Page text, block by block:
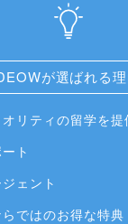
が選ばれる
リティの留学を提
ト
ェント
ではのお得な特典